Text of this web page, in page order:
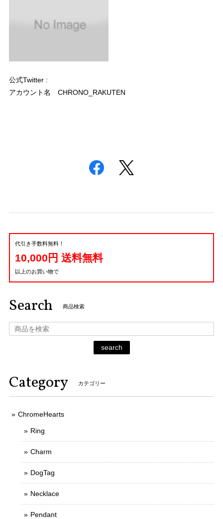
公式Twitter :
アカウント名 CHRONO_RAKUTEN
代引き手数料無料！
10,000円 送料無料
以上のお買い物で
Search 商品検索
search
Category カテゴリー
ChromeHearts
Ring
Charm
DogTag
Necklace
Pendant